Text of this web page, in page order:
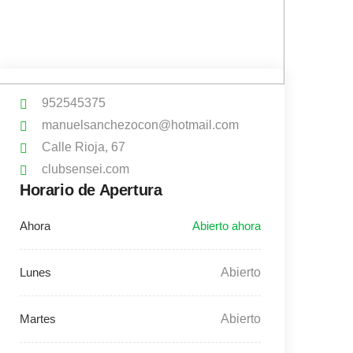
952545375
manuelsanchezocon@hotmail.com
Calle Rioja, 67
clubsensei.com
Horario de Apertura
Abierto
Abierto